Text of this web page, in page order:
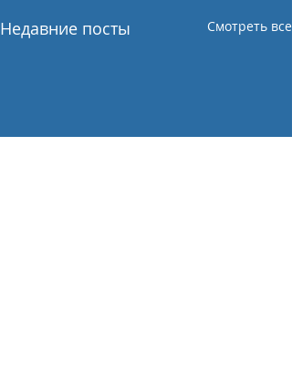
Недавние посты Смотреть все